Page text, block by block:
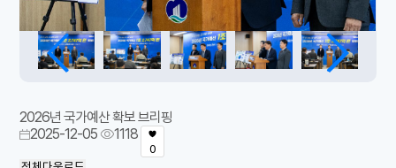
2026년 국가예산 확보 브리핑
2025-12-05
1118
0